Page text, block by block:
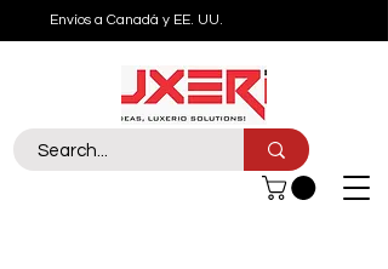
Envíos a Canadá y EE. UU.